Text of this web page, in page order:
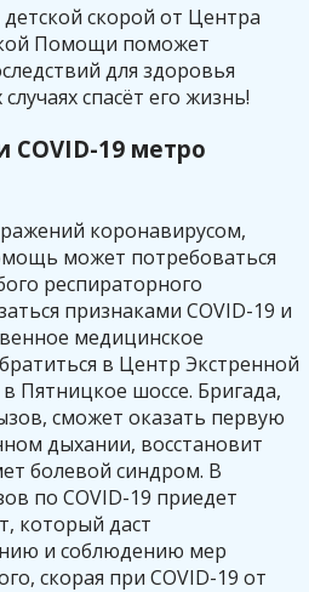
скорой от Центра
Помощи поможет
для здоровья
спасёт его жизнь!
COVID-19 метро
коронавирусом,
может потребоваться
респираторного
признаками COVID-19 и
медицинское
в Центр Экстренной
шоссе. Бригада,
сможет оказать первую
дыхании, восстановит
болевой синдром. В
по COVID-19 приедет
который даст
и соблюдению мер
скорая при COVID-19 от